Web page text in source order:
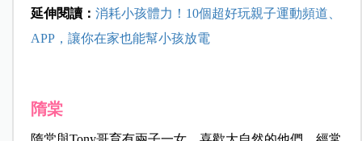
延伸閱讀： 消耗小孩體力！10個超好玩親子運動頻道、
APP，讓你在家也能幫小孩放電
隋棠